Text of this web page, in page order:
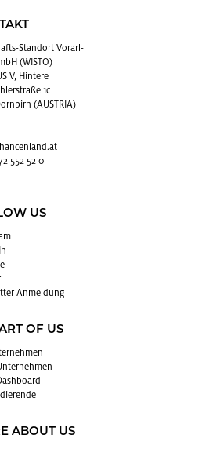
Stand­ort Vor­arl­
(WISTO)
V, Hintere
1c
(AUSTRIA)
552 52 0
US
An­mel­dung
OF US
ABOUT US